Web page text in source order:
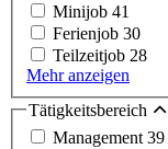
Minijob 41
Ferienjob 30
Teilzeitjob 28
Mehr anzeigen
Tätigkeitsbereich
Management 39